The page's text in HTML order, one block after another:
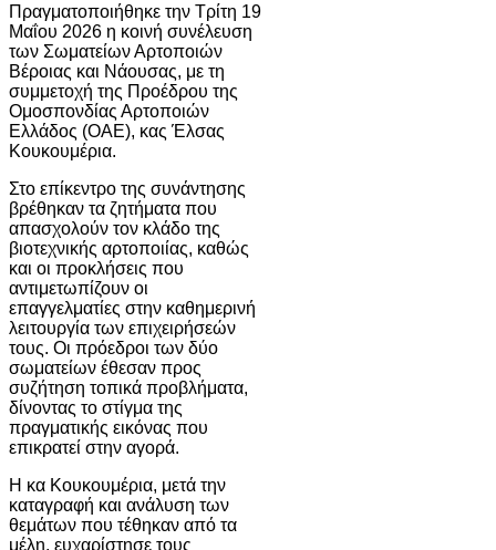
Πραγματοποιήθηκε την Τρίτη 19
Μαΐου 2026 η κοινή συνέλευση
των Σωματείων Αρτοποιών
Βέροιας και Νάουσας, με τη
συμμετοχή της Προέδρου της
Ομοσπονδίας Αρτοποιών
Ελλάδος (ΟΑΕ), κας Έλσας
Κουκουμέρια.
Στο επίκεντρο της συνάντησης
βρέθηκαν τα ζητήματα που
απασχολούν τον κλάδο της
βιοτεχνικής αρτοποιίας, καθώς
και οι προκλήσεις που
αντιμετωπίζουν οι
επαγγελματίες στην καθημερινή
λειτουργία των επιχειρήσεών
τους. Οι πρόεδροι των δύο
σωματείων έθεσαν προς
συζήτηση τοπικά προβλήματα,
δίνοντας το στίγμα της
πραγματικής εικόνας που
επικρατεί στην αγορά.
Η κα Κουκουμέρια, μετά την
καταγραφή και ανάλυση των
θεμάτων που τέθηκαν από τα
μέλη, ευχαρίστησε τους